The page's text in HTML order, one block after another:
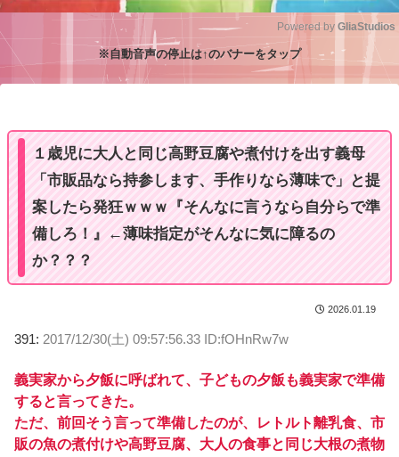
Powered by GliaStudios
※自動音声の停止は↑のバナーをタップ
１歳児に大人と同じ高野豆腐や煮付けを出す義母
「市販品なら持参します、手作りなら薄味で」と提
案したら発狂ｗｗｗ『そんなに言うなら自分らで準
備しろ！』←薄味指定がそんなに気に障るの
か？？？
2026.01.19
391: 2017/12/30(土) 09:57:56.33 ID:fOHnRw7w
義実家から夕飯に呼ばれて、子どもの夕飯も義実家で準備
すると言ってきた。
ただ、前回そう言って準備したのが、レトルト離乳食、市
販の魚の煮付けや高野豆腐、大人の食事と同じ大根の煮物